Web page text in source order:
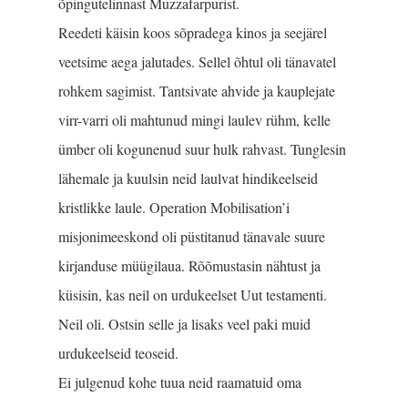
Reedeti käisin koos sõpradega kinos ja seejärel
veetsime aega jalutades. Sellel õhtul oli tänavatel
rohkem sagimist. Tantsivate ahvide ja kauplejate
virr-varri oli mahtunud mingi laulev rühm, kelle
ümber oli kogunenud suur hulk rahvast. Tunglesin
lähemale ja kuulsin neid laulvat hindikeelseid
krist­likke laule. Operation Mobilisation’i
misjonimeeskond oli püstitanud tänavale suure
kirjanduse müügilaua. Rõõmustasin näh­tust ja
küsisin, kas neil on urdukeelset Uut testamenti.
Neil oli. Ostsin selle ja lisaks veel paki muid
urdukeelseid teoseid.
Ei julgenud kohe tuua neid raamatuid oma